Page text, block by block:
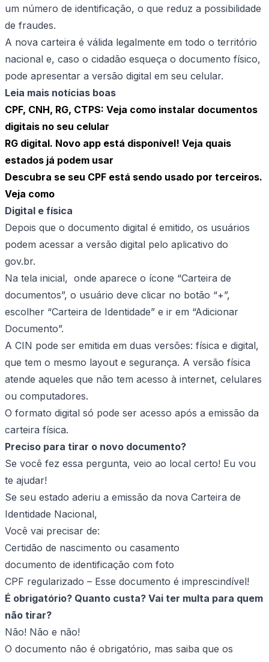
um número de identificação, o que reduz a possibilidade
de fraudes.
A nova carteira é válida legalmente em todo o território
nacional e, caso o cidadão esqueça o documento físico,
pode apresentar a versão digital em seu celular.
Leia mais notícias boas
CPF, CNH, RG, CTPS: Veja como instalar documentos
digitais no seu celular
RG digital. Novo app está disponível! Veja quais
estados já podem usar
Descubra se seu CPF está sendo usado por terceiros.
Veja como
Digital e física
Depois que o documento digital é emitido, os usuários
podem acessar a versão digital pelo aplicativo do
gov.br.
Na tela inicial, onde aparece o ícone “Carteira de
documentos”, o usuário deve clicar no botão “+”,
escolher “Carteira de Identidade” e ir em “Adicionar
Documento”.
A CIN pode ser emitida em duas versões: física e digital,
que tem o mesmo layout e segurança. A versão física
atende aqueles que não tem acesso à internet, celulares
ou computadores.
O formato digital só pode ser acesso após a emissão da
carteira física.
Preciso para tirar o novo documento?
Se você fez essa pergunta, veio ao local certo! Eu vou
te ajudar!
Se seu estado aderiu a emissão da nova Carteira de
Identidade Nacional,
Você vai precisar de:
Certidão de nascimento ou casamento
documento de identificação com foto
CPF regularizado – Esse documento é imprescindível!
É obrigatório? Quanto custa? Vai ter multa para quem
não tirar?
Não! Não e não!
O documento não é obrigatório, mas saiba que os